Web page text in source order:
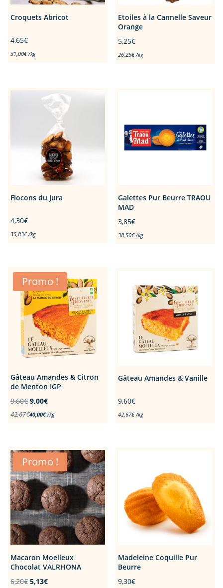
Croquets Abricot
4,65€
31,00€ /kg
Etoiles à la Cannelle Saveur
Orange
5,25€
26,25€ /kg
Flocons du Jura
4,30€
35,83€ /kg
Galettes Pur Beurre TRAOU
MAD
3,85€
38,50€ /kg
Promo !
Gâteau Amandes & Citron
de Menton IGP
9,60€ Le
prix
9,60€.
9,00€Le
prix
9,00€.
42,67€40,00€ /kg
Gâteau Amandes & Vanille
9,60€
42,67€ /kg
Promo !
Macaron Moelleux
Chocolat VALRHONA
6,20€ Le
5,13€Le
Madeleine Coquille Pur
Beurre
9,30€